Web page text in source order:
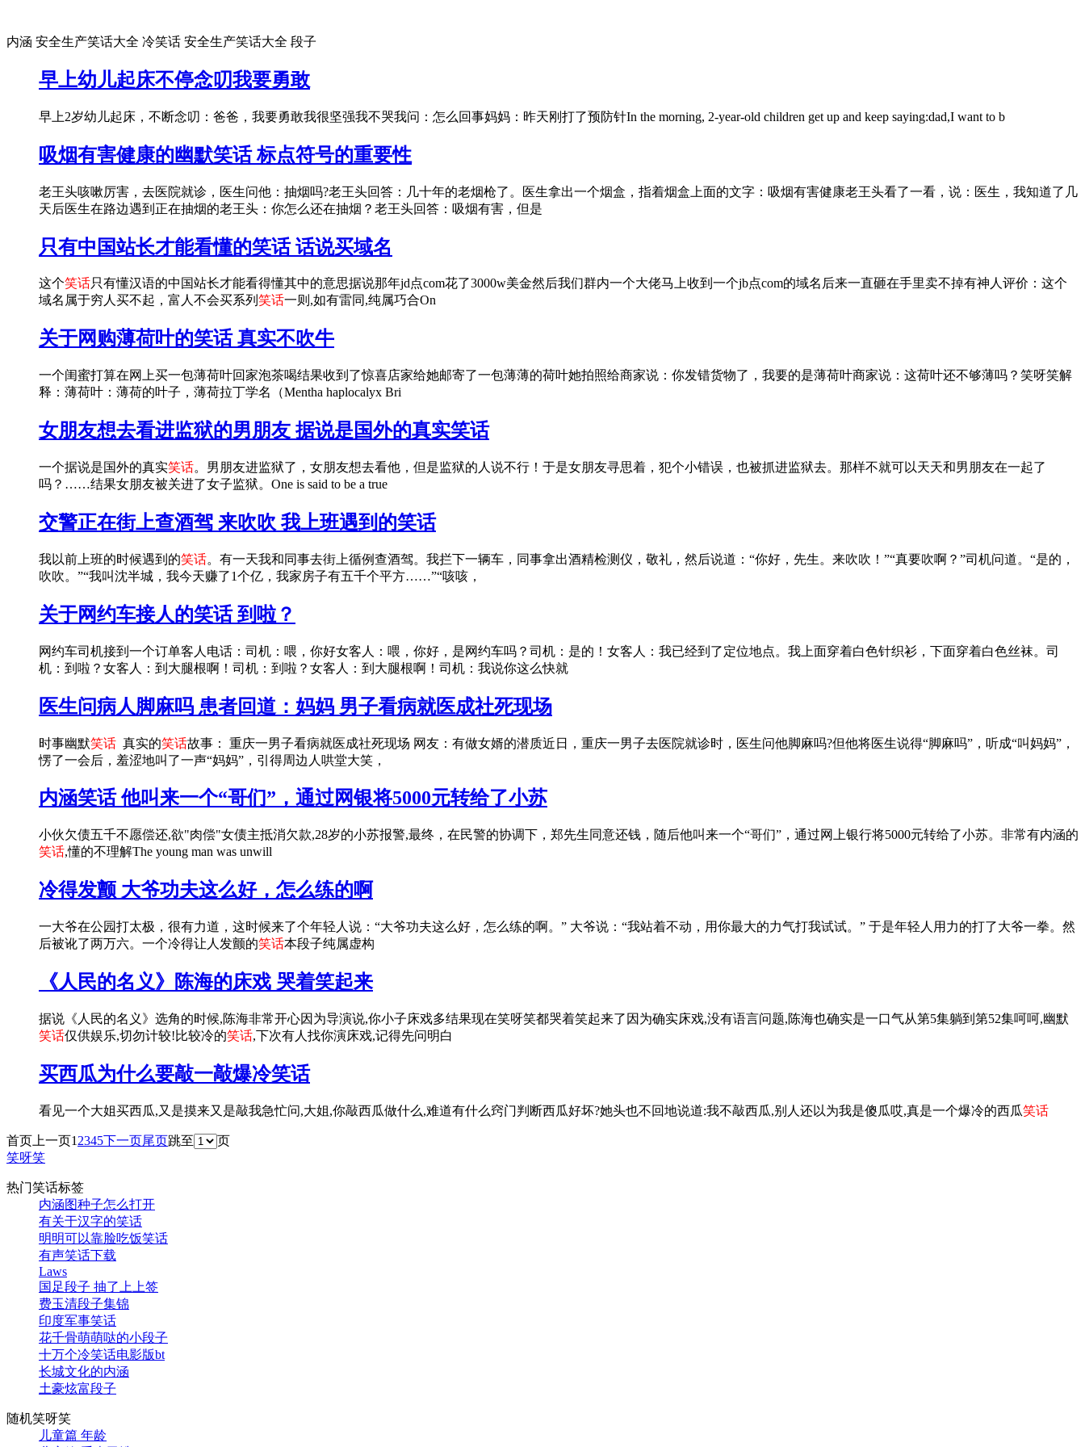
内涵 安全生产笑话大全 冷笑话 安全生产笑话大全 段子
早上幼儿起床不停念叨我要勇敢
早上2岁幼儿起床，不断念叨：爸爸，我要勇敢我很坚强我不哭我问：怎么回事妈妈：昨天刚打了预防针In the morning, 2-year-old children get up and keep saying:dad,I want to b
吸烟有害健康的幽默笑话 标点符号的重要性
老王头咳嗽厉害，去医院就诊，医生问他：抽烟吗?老王头回答：几十年的老烟枪了。医生拿出一个烟盒，指着烟盒上面的文字：吸烟有害健康老王头看了一看，说：医生，我知道了几
天后医生在路边遇到正在抽烟的老王头：你怎么还在抽烟？老王头回答：吸烟有害，但是
只有中国站长才能看懂的笑话 话说买域名
这个笑话只有懂汉语的中国站长才能看得懂其中的意思据说那年jd点com花了3000w美金然后我们群内一个大佬马上收到一个jb点com的域名后来一直砸在手里卖不掉有神人评价：这个
域名属于穷人买不起，富人不会买系列 笑话一则,如有雷同,纯属巧合On
关于网购薄荷叶的笑话 真实不吹牛
一个闺蜜打算在网上买一包薄荷叶回家泡茶喝结果收到了惊喜店家给她邮寄了一包薄薄的荷叶她拍照给商家说：你发错货物了，我要的是薄荷叶商家说：这荷叶还不够薄吗？笑呀笑解
释：薄荷叶：薄荷的叶子，薄荷拉丁学名（Mentha haplocalyx Bri
女朋友想去看进监狱的男朋友 据说是国外的真实笑话
一个据说是国外的真实笑话。男朋友进监狱了，女朋友想去看他，但是监狱的人说不行！于是女朋友寻思着，犯个小错误，也被抓进监狱去。那样不就可以天天和男朋友在一起了
吗？……结果女朋友被关进了女子监狱。One is said to be a true
交警正在街上查酒驾 来吹吹 我上班遇到的笑话
我以前上班的时候遇到的笑话。有一天我和同事去街上循例查酒驾。我拦下一辆车，同事拿出酒精检测仪，敬礼，然后说道：“你好，先生。来吹吹！”“真要吹啊？”司机问道。“是的，
吹吹。”“我叫沈半城，我今天赚了1个亿，我家房子有五千个平方……”“咳咳，
关于网约车接人的笑话 到啦？
网约车司机接到一个订单客人电话：司机：喂，你好女客人：喂，你好，是网约车吗？司机：是的！女客人：我已经到了定位地点。我上面穿着白色针织衫，下面穿着白色丝袜。司
机：到啦？女客人：到大腿根啊！司机：到啦？女客人：到大腿根啊！司机：我说你这么快就
医生问病人脚麻吗 患者回道：妈妈 男子看病就医成社死现场
时事幽默笑话 真实的笑话故事： 重庆一男子看病就医成社死现场 网友：有做女婿的潜质近日，重庆一男子去医院就诊时，医生问他脚麻吗?但他将医生说得“脚麻吗”，听成“叫妈妈”，
愣了一会后，羞涩地叫了一声“妈妈”，引得周边人哄堂大笑，
内涵笑话 他叫来一个“哥们”，通过网银将5000元转给了小苏
小伙欠债五千不愿偿还,欲"肉偿"女债主抵消欠款,28岁的小苏报警,最终，在民警的协调下，郑先生同意还钱，随后他叫来一个“哥们”，通过网上银行将5000元转给了小苏。非常有内涵的
笑话,懂的不理解The young man was unwill
冷得发颤 大爷功夫这么好，怎么练的啊
一大爷在公园打太极，很有力道，这时候来了个年轻人说：“大爷功夫这么好，怎么练的啊。” 大爷说：“我站着不动，用你最大的力气打我试试。” 于是年轻人用力的打了大爷一拳。然
后被讹了两万六。一个冷得让人发颤的笑话本段子纯属虚构
《人民的名义》陈海的床戏 哭着笑起来
据说《人民的名义》选角的时候,陈海非常开心因为导演说,你小子床戏多结果现在笑呀笑都哭着笑起来了因为确实床戏,没有语言问题,陈海也确实是一口气从第5集躺到第52集呵呵,幽默
笑话仅供娱乐,切勿计较!比较冷的笑话,下次有人找你演床戏,记得先问明白
买西瓜为什么要敲一敲爆冷笑话
看见一个大姐买西瓜,又是摸来又是敲我急忙问,大姐,你敲西瓜做什么,难道有什么窍门判断西瓜好坏?她头也不回地说道:我不敲西瓜,别人还以为我是傻瓜哎,真是一个爆冷的西瓜笑话
首页 上一页1 2345下一页尾页跳至
页
笑呀笑
热门笑话标签
内涵图种子怎么打开
有关于汉字的笑话
明明可以靠脸吃饭笑话
有声笑话下载
Laws
国足段子 抽了上上签
费玉清段子集锦
印度军事笑话
花千骨萌萌哒的小段子
十万个冷笑话电影版bt
长城文化的内涵
土豪炫富段子
随机笑呀笑
儿童篇 年龄